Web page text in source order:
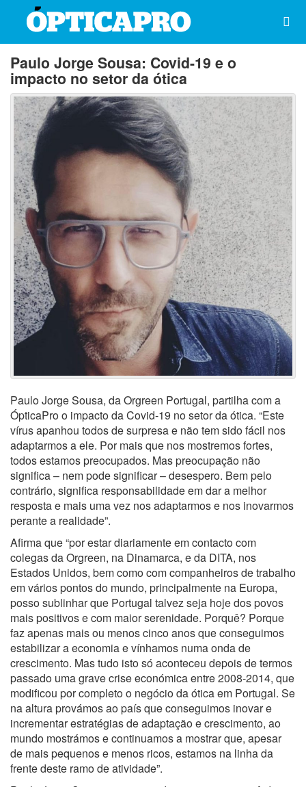
Paulo Jorge Sousa: Covid-19 e o
impacto no setor da ótica
Paulo Jorge Sousa, da Orgreen Portugal, partilha com a
ÓpticaPro o impacto da Covid-19 no setor da ótica. “Este
vírus apanhou todos de surpresa e não tem sido fácil nos
adaptarmos a ele. Por mais que nos mostremos fortes,
todos estamos preocupados. Mas preocupação não
significa – nem pode significar – desespero. Bem pelo
contrário, significa responsabilidade em dar a melhor
resposta e mais uma vez nos adaptarmos e nos inovarmos
perante a realidade”.
Afirma que “por estar diariamente em contacto com
colegas da Orgreen, na Dinamarca, e da DITA, nos
Estados Unidos, bem como com companheiros de trabalho
em vários pontos do mundo, principalmente na Europa,
posso sublinhar que Portugal talvez seja hoje dos povos
mais positivos e com maior serenidade. Porquê? Porque
faz apenas mais ou menos cinco anos que conseguimos
estabilizar a economia e vínhamos numa onda de
crescimento. Mas tudo isto só aconteceu depois de termos
passado uma grave crise económica entre 2008-2014, que
modificou por completo o negócio da ótica em Portugal. Se
na altura provámos ao país que conseguimos inovar e
incrementar estratégias de adaptação e crescimento, ao
mundo mostrámos e continuamos a mostrar que, apesar
de mais pequenos e menos ricos, estamos na linha da
frente deste ramo de atividade”.